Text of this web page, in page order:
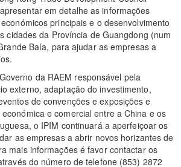
em detalhe as informações
principais e o desenvolvimento
cidades da Província de Guangdong (num
Baía, para ajudar as empresas a
da RAEM responsável pela
externo, adaptação do investimento,
de convenções e exposições e
e comercial entre a China e os
o IPIM continuará a aperfeiçoar os
as empresas a abrir novos horizantes de
mais informações é favor contactar os
do número de telefone (853) 2872